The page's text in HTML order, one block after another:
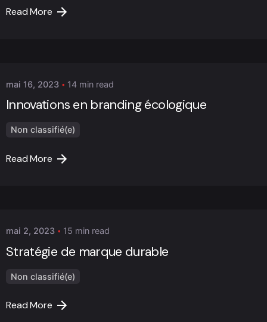
Read More
mai 16, 2023 14 min read
Innovations en branding écologique
Non classifié(e)
Read More
mai 2, 2023 15 min read
Stratégie de marque durable
Non classifié(e)
Read More